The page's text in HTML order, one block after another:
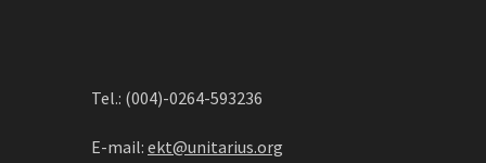
Tel.: (004)-0264-593236
E-mail: ekt@unitarius.org